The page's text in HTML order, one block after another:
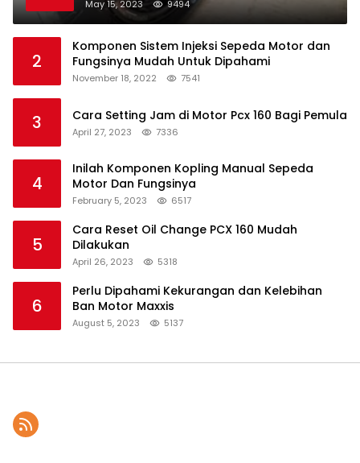
May 15, 2023 9494
2
Komponen Sistem Injeksi Sepeda Motor dan
Fungsinya Mudah Untuk Dipahami
November 18, 2022 7541
3 Cara Setting Jam di Motor Pcx 160 Bagi Pemula
April 27, 2023 7336
4
Inilah Komponen Kopling Manual Sepeda
Motor Dan Fungsinya
February 5, 2023 6517
5
Cara Reset Oil Change PCX 160 Mudah
Dilakukan
April 26, 2023 5318
6
Perlu Dipahami Kekurangan dan Kelebihan
Ban Motor Maxxis
August 5, 2023 5137